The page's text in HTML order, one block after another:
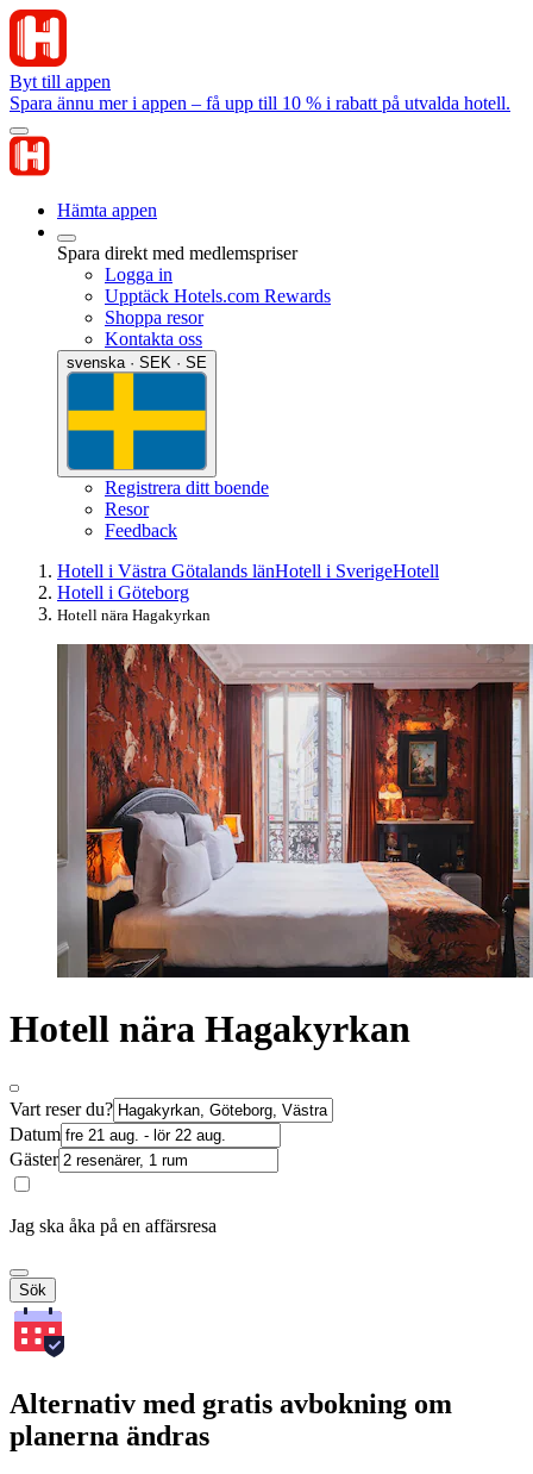
Byt till appen
Spara ännu mer i appen – få upp till 10 % i rabatt på utvalda hotell.
Hämta appen
Spara direkt med medlemspriser
Logga in
Upptäck Hotels.com Rewards
Shoppa resor
Kontakta oss
svenska · SEK · SE
Registrera ditt boende
Resor
Feedback
Hotell i Västra Götalands länHotell i SverigeHotell
Hotell i Göteborg
Hotell nära Hagakyrkan
Hotell nära Hagakyrkan
Vart reser du?
Datum
Gäster
Jag ska åka på en affärsresa
Sök
Alternativ med gratis avbokning om
planerna ändras